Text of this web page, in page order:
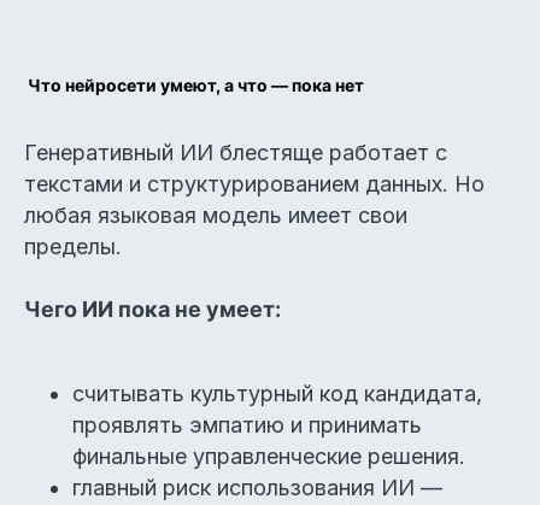
Что нейросети умеют, а что — пока нет
Генеративный ИИ блестяще работает с
текстами и структурированием данных. Но
любая языковая модель имеет свои
пределы.
Чего ИИ пока не умеет:
считывать культурный код кандидата,
проявлять эмпатию и принимать
финальные управленческие решения.
главный риск использования ИИ —